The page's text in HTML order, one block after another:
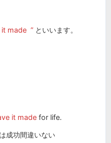
it made ” といいます。
it made for life.
成功間違いない